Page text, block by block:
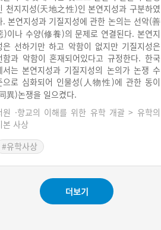
천지지성(天地之性)인 본연지성과 구분하였
. 본연지성과 기질지성에 관한 논의는 선악(善
)이나 수양(修養)의 문제로 연결된다. 본연지
은 선하기만 하고 악함이 없지만 기질지성은
함과 악함이 혼재되어있다고 규정한다. 한국
서는 본연지성과 기질지성의 논의가 논쟁 수
으로 심화되어 인물성(人物性)에 관한 동이
異)논쟁을 일으켰다.
원 ·향교의 이해를 위한 유학 개괄 > 유학의
본 사상
#유학사상
더보기